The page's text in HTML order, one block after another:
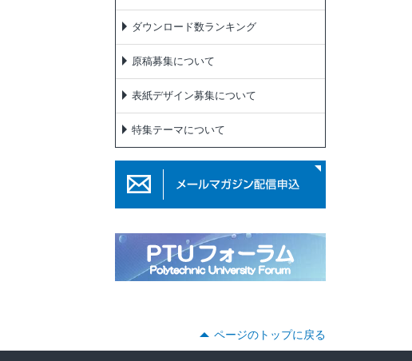
ダウンロード数ランキング
原稿募集について
表紙デザイン募集について
特集テーマについて
ページのトップに戻る